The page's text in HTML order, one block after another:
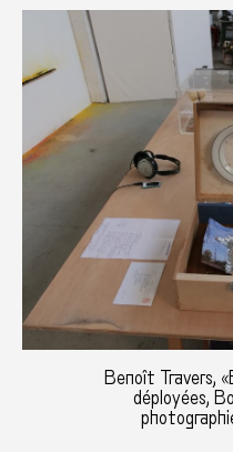
Benoît Travers,
déployées,